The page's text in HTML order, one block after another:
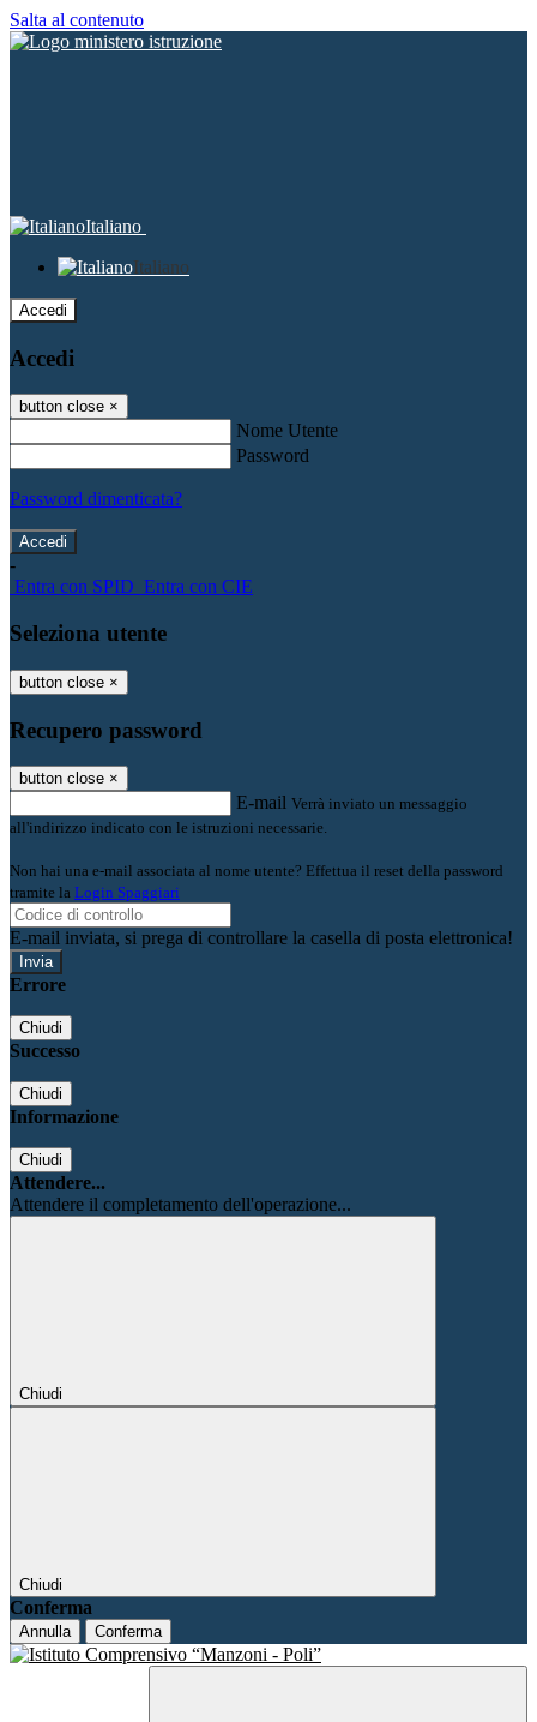
Salta al contenuto
Italiano
Italiano
Accedi
Accedi
button close ×
Nome Utente
Password
Password dimenticata?
-
Entra con SPID Entra con CIE
Seleziona utente
button close ×
Recupero password
button close ×
E-mail Verrà inviato un messaggio
all'indirizzo indicato con le istruzioni necessarie.
Non hai una e-mail associata al nome utente? Effettua il reset della password
tramite la Login Spaggiari
E-mail inviata, si prega di controllare la casella di posta elettronica!
Errore
Chiudi
Successo
Chiudi
Informazione
Chiudi
Attendere...
Attendere il completamento dell'operazione...
Chiudi
Chiudi
Conferma
Annulla Conferma